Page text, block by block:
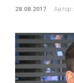
28.08.2017 Автор